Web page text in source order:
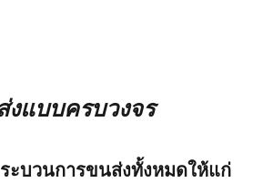
งแบบครบวงจร
ะบวนการขนส่งทั้งหมดให้แก่